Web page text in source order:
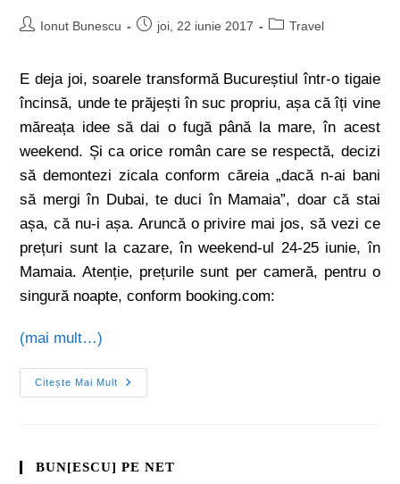
Ionut Bunescu joi, 22 iunie 2017 Travel
E deja joi, soarele transformă Bucureștiul într-o tigaie
încinsă, unde te prăjești în suc propriu, așa că îți vine
măreața idee să dai o fugă până la mare, în acest
weekend. Și ca orice român care se respectă, decizi
să demontezi zicala conform căreia „dacă n-ai bani
să mergi în Dubai, te duci în Mamaia”, doar că stai
așa, că nu-i așa. Aruncă o privire mai jos, să vezi ce
prețuri sunt la cazare, în weekend-ul 24-25 iunie, în
Mamaia. Atenție, prețurile sunt per cameră, pentru o
singură noapte, conform booking.com:
(mai mult…)
Citește Mai Mult
BUN[ESCU] PE NET